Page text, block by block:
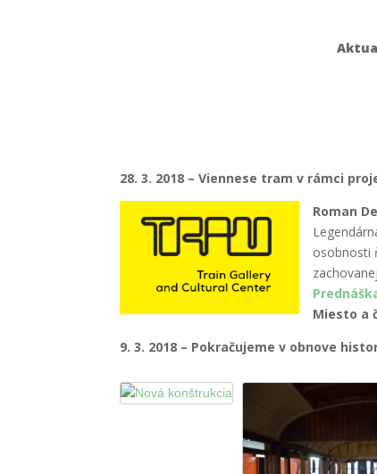
28. 3. 2018 –Viennese tramv rámci
Roman
osobnosti
Miesto a
9. 3. 2018 – Pokračujeme v obnove